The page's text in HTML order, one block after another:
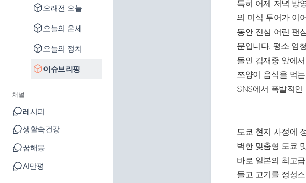
오래전 오늘
오늘의 운세
오늘의 정치
이슈브리핑
채널
레시피
생활속건강
꿈해몽
AI만평
특히 어제 저녁 방
의 미식 투어가 이
동안 진심 어린 팬
문입니다. 평소 엄
돌인 김재중 앞에
쯔양이 음식을 먹
SNS에서 폭발적
도쿄 현지 사정에
벽한 맞춤형 도쿄
바로 일본의 최고
들고 고기를 정성